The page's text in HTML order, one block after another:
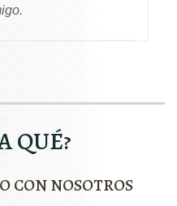
QUÉ?
CON NOSOTROS